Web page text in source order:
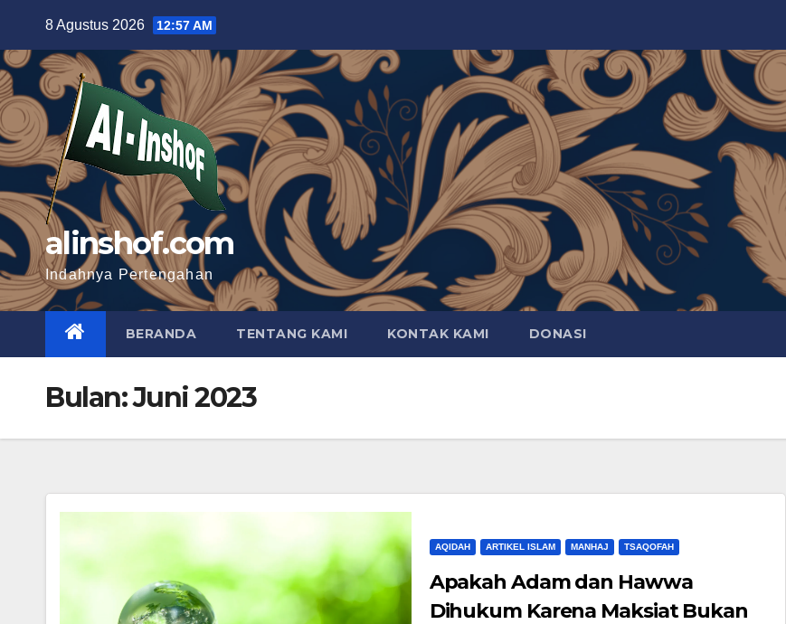
content
8 Agustus 2026 12:57 AM
alinshof.com
Indahnya Pertengahan
BERANDA TENTANG KAMI KONTAK KAMI DONASI
Bulan:Juni 2023
AQIDAH ARTIKEL ISLAM MANHAJ TSAQOFAH
Apakah Adam dan Hawwa
Dihukum Karena Maksiat Bukan